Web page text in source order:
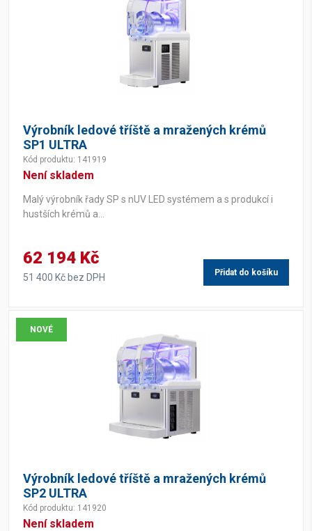
Výrobník ledové tříště a mražených krémů
SP1 ULTRA
Kód produktu: 141919
Není skladem
Malý výrobník řady SP s nUV LED systémem a s produkcí i
hustších krémů a...
62 194 Kč
51 400 Kč bez DPH Přidat do košíku
NOVÉ
Výrobník ledové tříště a mražených krémů
SP2 ULTRA
Kód produktu: 141920
Není skladem